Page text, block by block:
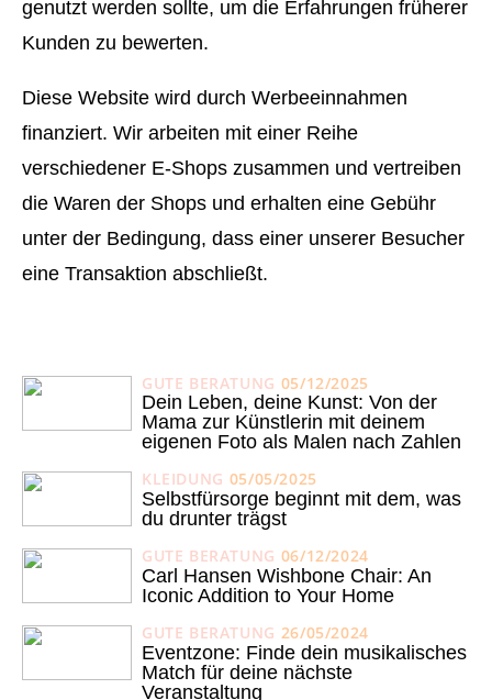
genutzt werden sollte, um die Erfahrungen früherer
Kunden zu bewerten.
Diese Website wird durch Werbeeinnahmen
finanziert. Wir arbeiten mit einer Reihe
verschiedener E-Shops zusammen und vertreiben
die Waren der Shops und erhalten eine Gebühr
unter der Bedingung, dass einer unserer Besucher
eine Transaktion abschließt.
GUTE BERATUNG 05/12/2025
Dein Leben, deine Kunst: Von der
Mama zur Künstlerin mit deinem
eigenen Foto als Malen nach Zahlen
KLEIDUNG 05/05/2025
Selbstfürsorge beginnt mit dem, was
du drunter trägst
GUTE BERATUNG 06/12/2024
Carl Hansen Wishbone Chair: An
Iconic Addition to Your Home
GUTE BERATUNG 26/05/2024
Eventzone: Finde dein musikalisches
Match für deine nächste
Veranstaltung